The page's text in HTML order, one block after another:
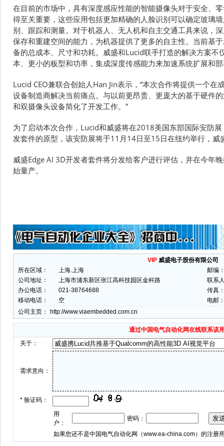
在目前的市场中，具有深度感应性能的智能摄像头对于安全、
得至关重要，这些应用包括更加精确的人脸识别可以确定玻璃
别、跟踪和测量。对于机器人、无人机和自主交通工具来说，
保存和重建空间的能力，为机器提供了更多的自主性。当前基
备的总成本、尺寸和功耗。威盛和Lucid联手打造的解决方案不
本、更小的板型和功率，集成深度传感能力来加速系统扩展和
Lucid CEO兼联合创始人Han Jin表示，“本次合作将提供一个在
设备制造商解决当前痛点。与以前更昂贵、更庞大的基于硬件
和双摄像头设备简化了开发工作。”
为了启动本次合作，Lucid和威盛将在2018美国东部国际安防展
发套件的原型，该安防展将于11月14日至15日在纽约举行，威
威盛Edge AI 3D开发者套件将分发给客户进行评估，并在今年
始量产。
VIP威盛电子股份有限公司
所在区域：
上海.上海
邮编
公司地址：
上海市浦东新区张江高科技园区金科路
联系
办公电话：
021-38764688
传真
移动电话：
空
电邮
公司主页：
http://www.viaembedded.com.cn
通过中国电气自动化网在线联系该
关于：
需求意向：
* 验证码：
用
户：
密码：
如果您还不是中国电气自动化网（www.ea-china.com）的注册